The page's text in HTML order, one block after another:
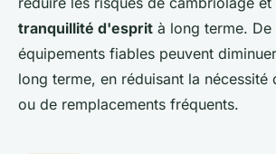
tranquillité d'esprit à long terme. De
équipements fiables peuvent
long terme, en réduisant la nécessité
ou de remplacements fréquents.